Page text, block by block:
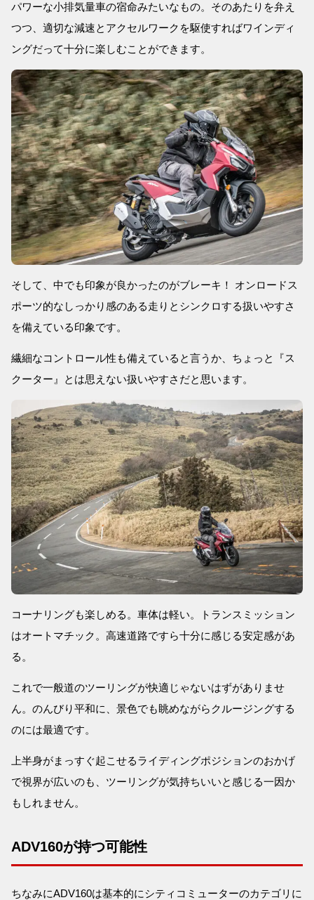
パワーな小排気量車の宿命みたいなもの。そのあたりを弁え
つつ、適切な減速とアクセルワークを駆使すればワインディ
ングだって十分に楽しむことができます。
そして、中でも印象が良かったのがブレーキ！ オンロードス
ポーツ的なしっかり感のある走りとシンクロする扱いやすさ
を備えている印象です。
繊細なコントロール性も備えていると言うか、ちょっと『ス
クーター』とは思えない扱いやすさだと思います。
コーナリングも楽しめる。車体は軽い。トランスミッション
はオートマチック。高速道路ですら十分に感じる安定感があ
る。
これで一般道のツーリングが快適じゃないはずがありませ
ん。のんびり平和に、景色でも眺めながらクルージングする
のには最適です。
上半身がまっすぐ起こせるライディングポジションのおかげ
で視界が広いのも、ツーリングが気持ちいいと感じる一因か
もしれません。
ADV160が持つ可能性
ちなみにADV160は基本的にシティコミューターのカテゴリに